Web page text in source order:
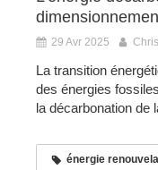
29 Avr 2025
La transition
des énergies
la décarbonation de
énergie